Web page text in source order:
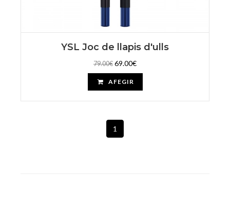
YSL Joc de llapis d'ulls
79.00€ 69.00€
AFEGIR
1